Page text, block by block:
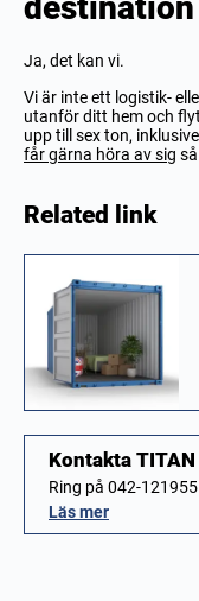
Ja, det kan vi.
Vi är inte ett logistik-
utanför ditt hem och
upp till sex ton,
får gärna höra av sig
Related link
Kontakta
Ring på 042-
Läs mer